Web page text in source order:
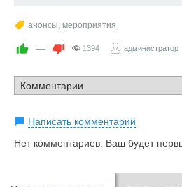
анонсы, мероприятия
— 1394 администратор
Написать комментарий
Нет комментариев. Ваш будет